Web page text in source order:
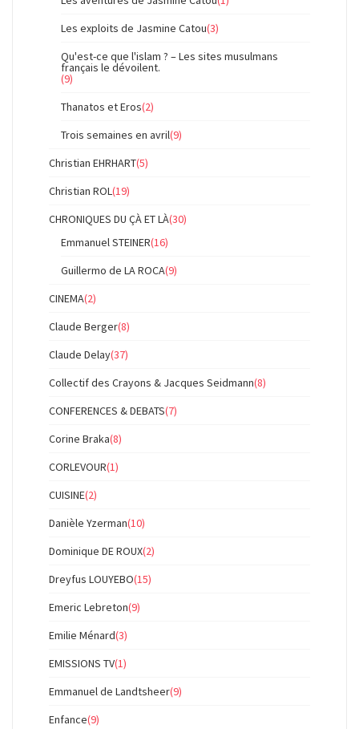
Les exploits de Jasmine Catou(3)
Qu'est-ce que l'islam ? – Les sites musulmans
français le dévoilent.
(9)
Thanatos et Eros(2)
Trois semaines en avril(9)
Christian EHRHART(5)
Christian ROL(19)
CHRONIQUES DU ÇÀ ET LÀ(30)
Emmanuel STEINER(16)
Guillermo de LA ROCA(9)
CINEMA(2)
Claude Berger(8)
Claude Delay(37)
Collectif des Crayons & Jacques Seidmann(8)
CONFERENCES & DEBATS(7)
Corine Braka(8)
CORLEVOUR(1)
CUISINE(2)
Danièle Yzerman(10)
Dominique DE ROUX(2)
Dreyfus LOUYEBO(15)
Emeric Lebreton(9)
Emilie Ménard(3)
EMISSIONS TV(1)
Emmanuel de Landtsheer(9)
Enfance(9)